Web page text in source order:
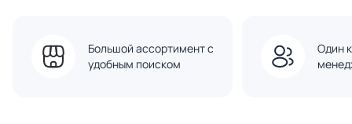
Большой ассортимент с
удобным поиском
Один